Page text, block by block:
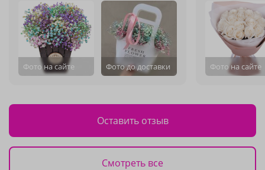
Фото на сайте Фото до доставки Фото на сайте
Оставить отзыв
Смотреть все